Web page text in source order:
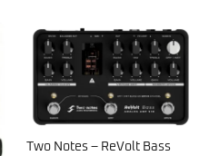
Two Notes – ReVolt Bass